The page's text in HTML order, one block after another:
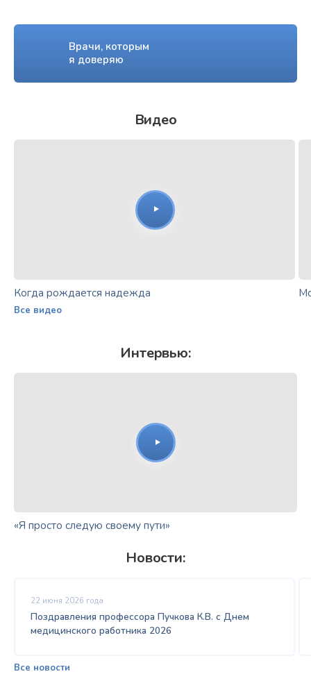
Врачи, которым
я доверяю
Видео
Когда рождается надежда
Все видео
Интервью:
«Я просто следую своему пути»
Новости:
22 июня 2026 года
Поздравления профессора Пучкова К.В. с Днем
медицинского работника 2026
Все новости